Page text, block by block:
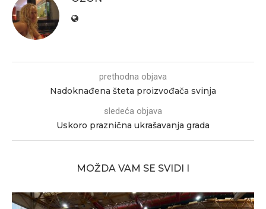
prethodna objava
Nadoknađena šteta proizvođača svinja
sledeća objava
Uskoro praznična ukrašavanja grada
MOŽDA VAM SE SVIDI I